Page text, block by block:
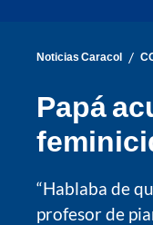
Noticias Caracol /
Papá
“Hablaba de
profesor de